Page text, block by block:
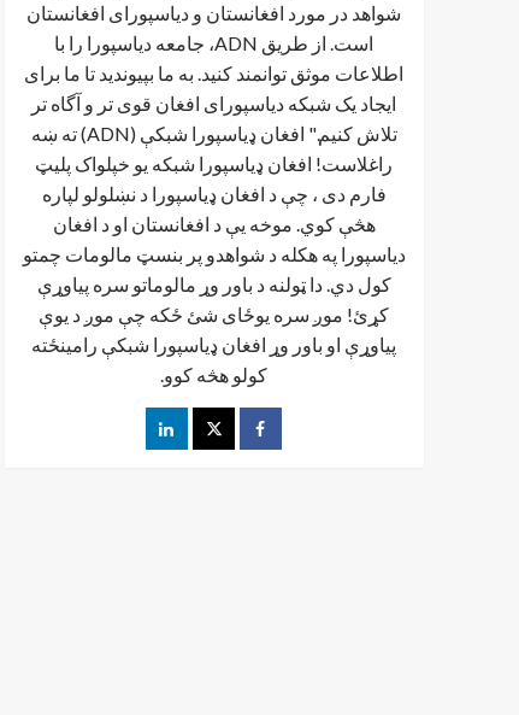
شواهد در مورد افغانستان و دیاسپورای افغانستان
است. از طریق ADN، جامعه دیاسپورا را با
اطلاعات موثق توانمند کنید. به ما بپیوندید تا ما برای
ایجاد یک شبکه دیاسپورای افغان قوی تر و آگاه تر
تلاش کنیم." افغان ډیاسپورا شبکې (ADN) ته ښه
راغلاست! افغان ډياسپورا شبکه یو خپلواک پلیټ
فارم دی ، چې د افغان ډیاسپورا د نښلولو لپاره
هڅې کوي. موخه يې د افغانستان او د افغان
دیاسپورا په هکله د شواهدو پر بنسټ مالومات چمتو
کول دي. دا ټولنه د باور وړ مالوماتو سره پیاوړې
کړئ! موږ سره یوځای شئ ځکه چې موږ د یوې
پیاوړې او باور وړ افغان ډیاسپورا شبکې رامینځته
کولو هڅه کوو.